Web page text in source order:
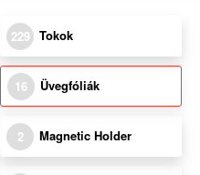
229 Tokok
16 Üvegfóliák
2 Magnetic Holder